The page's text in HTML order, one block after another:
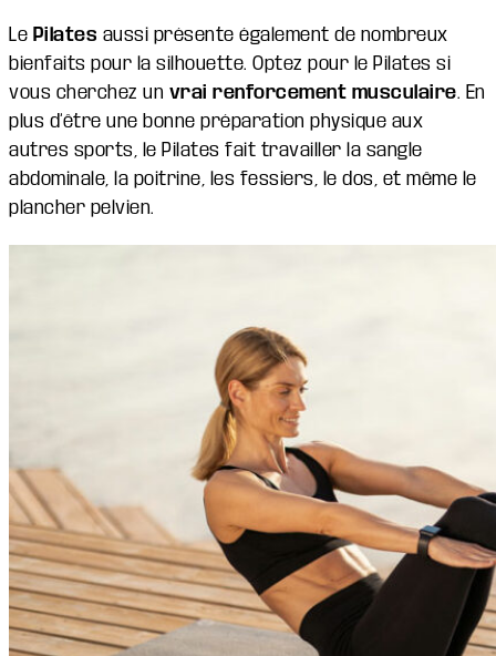
Le Pilates aussi présente également de nombreux
bienfaits pour la silhouette. Optez pour le Pilates si
vous cherchez un vrai renforcement musculaire. En
plus d’être une bonne préparation physique aux
autres sports, le Pilates fait travailler la sangle
abdominale, la poitrine, les fessiers, le dos, et même le
plancher pelvien.